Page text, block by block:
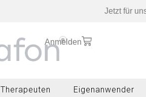
Jetzt für
Anmelden
Therapeuten Eigenanwender